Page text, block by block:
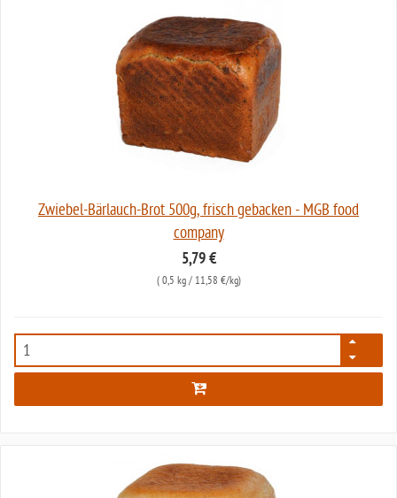
Zwiebel-Bärlauch-Brot 500g, frisch gebacken - MGB food
company
5,79 €
( 0,5 kg/ 11,58 €/kg)
2186